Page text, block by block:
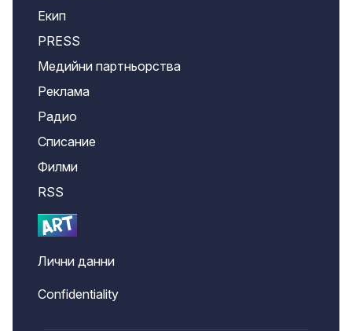
Екип
PRESS
Медийни партньорства
Реклама
Радио
Списание
Филми
RSS
Лични данни
Confidentiality